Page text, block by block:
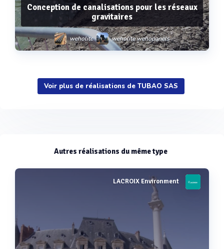
Conception de canalisations pour les réseaux
gravitaires
weholite weholite wehopanels
Voir plus
Voir plus de réalisations de TUBAO SAS
Autres réalisations du même type
LACROIX Environment